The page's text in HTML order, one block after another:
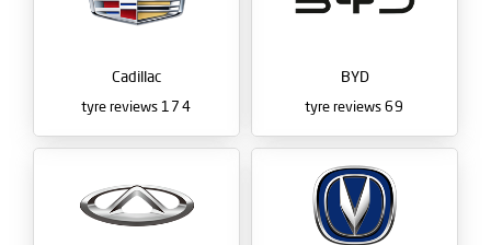
BYD
69
tyre reviews
Cadillac
174